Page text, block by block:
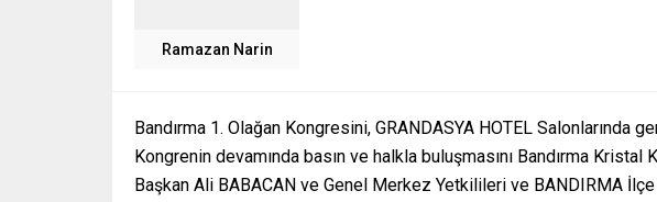
Ramazan Narin
Bandırma 1. Olağan Kongresini, GRANDASYA HOTEL Salonlarında
Kongrenin devamında basın ve halkla buluşmasını Bandırma
Başkan Ali BABACAN ve Genel Merkez Yetkilileri ve BANDIRMA